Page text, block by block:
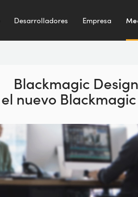
Desarrolladores Empresa
Blackmagic
el nuevo